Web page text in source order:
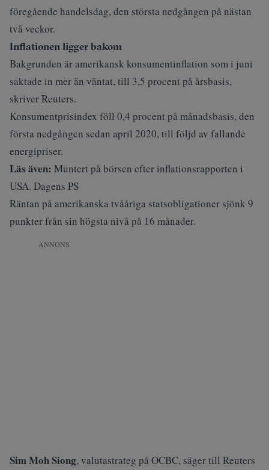
föregående handelsdag, den största nedgången på nästan
två veckor.
Inflationen ligger bakom
Bakgrunden är amerikansk konsumentinflation som i juni
saktade in mer än väntat, till 3,5 procent på årsbasis,
skriverReuters.
Konsumentprisindex föll 0,4 procent på månadsbasis, den
första nedgången sedan april 2020, till följd av fallande
energipriser.
Läs även: Muntert på börsen efter inflationsrapporten i
USA. Dagens PS
Räntan på amerikanska tvååriga statsobligationer sjönk 9
punkter från sin högsta nivå på 16 månader.
ANNONS
Sim Moh Siong, valutastrateg på OCBC, säger till Reuters